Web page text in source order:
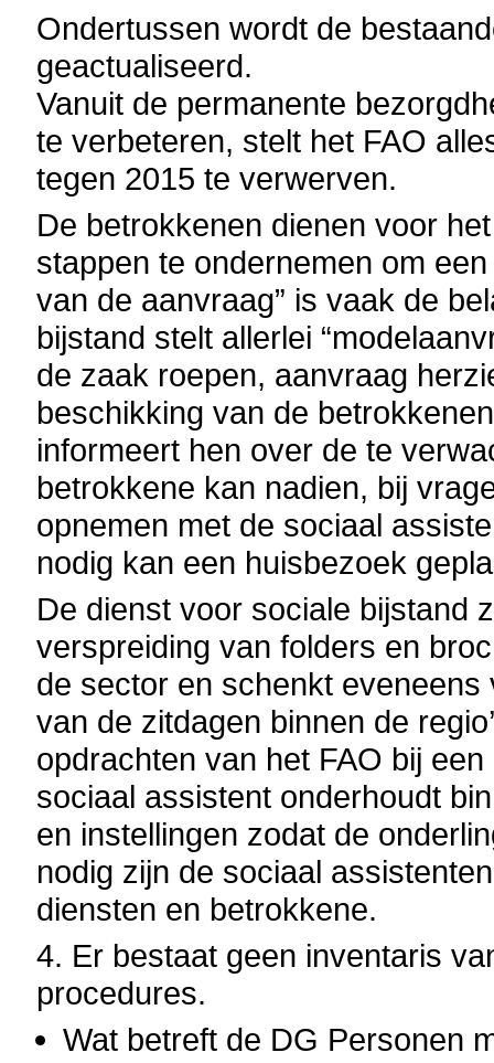
Ondertussen wordt de
geactualiseerd.
Vanuit de permanente
te verbeteren, stelt het FAO
tegen 2015 te verwerven.
De betrokkenen dienen voor
stappen te ondernemen om
van de aanvraag” is vaak de
bijstand stelt allerlei
de zaak roepen, aanvraag
beschikking van de
informeert hen over de te
betrokkene kan nadien, bij
opnemen met de sociaal
nodig kan een huisbezoek
De dienst voor sociale bijstand
verspreiding van folders en
de sector en schenkt
van de zitdagen binnen de
opdrachten van het FAO bij
sociaal assistent onderhoudt
en instellingen zodat de
nodig zijn de sociaal
diensten en betrokkene.
4. Er bestaat geen inventaris
procedures.
Wat betreft de DG Personen